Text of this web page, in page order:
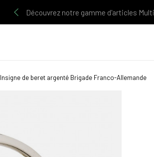
Découvrez notre gamme d'articles
Insigne de beret argenté Brigade Franco-Allemande